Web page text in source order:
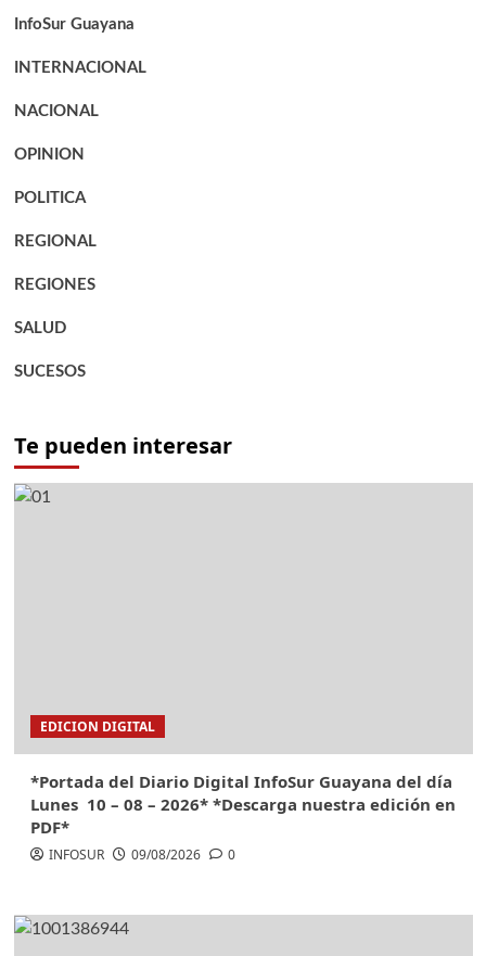
InfoSur Guayana
INTERNACIONAL
NACIONAL
OPINION
POLITICA
REGIONAL
REGIONES
SALUD
SUCESOS
Te pueden interesar
EDICION DIGITAL
*Portada del Diario Digital InfoSur Guayana del día
Lunes 10 – 08 – 2026* *Descarga nuestra edición en
PDF*
INFOSUR 09/08/2026 0